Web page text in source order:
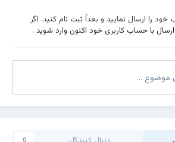
را ارسال نمایید و بعداً ثبت نام کنید. اگر
ارسال با حساب کاربری خود اکنون وارد شوید.
موضوع ...
دنبال کنندگان 0